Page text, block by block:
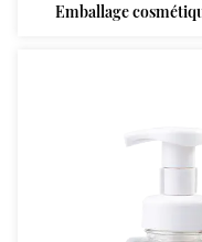
Emballage